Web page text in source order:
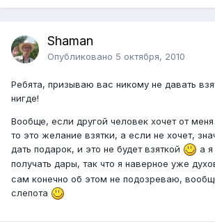
Shaman
Опубликовано 5 октября, 2010
Ребята, призываю вас никому не давать
нигде!
Вообще, если другой человек хочет от
то это желание взятки, а если не хочет,
дать подарок, и это не будет взяткой
а
получать дары, так что я наверное уже
сам конечно об этом не подозреваю,
слепота